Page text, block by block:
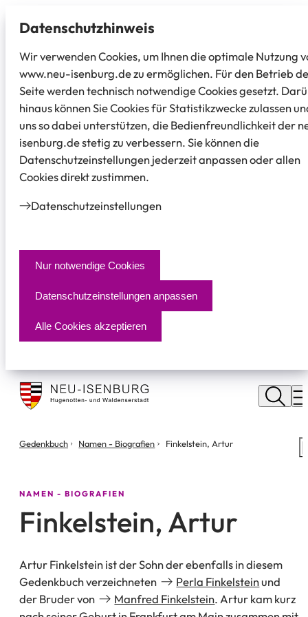
Datenschutz­hinweis
Wir verwenden Cookies, um Ihnen die optimale Nutzung
www.neu-isenburg.de zu ermöglichen. Für den Betrieb
Seite werden technisch notwendige Cookies gesetzt.
hinaus können Sie Cookies für Statistikzwecke zulassen
uns so dabei unterstützen, die Bedienfreundlichkeit der
isenburg.de stetig zu verbessern. Sie können die
Datenschutzeinstellungen jederzeit anpassen oder allen
Cookies direkt zustimmen.
Datenschutz­einstellungen
Nur notwendige Cookies
Datenschutzeinstellungen anpassen
Alle Cookies akzeptieren
Stadt
Neu
Isenburg
SieGedenkbuch Namen - Biografien Finkelstein, Artur
NAMEN - BIOGRAFIEN
Finkelstein, Artur
Artur Finkelstein ist der Sohn der ebenfalls in diesem
Gedenkbuch verzeichneten
Perla Finkelsteinund
der Bruder von
Manfred Finkelstein. Artur kam kurz